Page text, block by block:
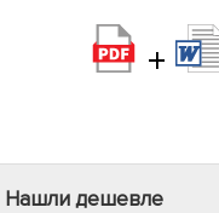
+
Нашли дешевле